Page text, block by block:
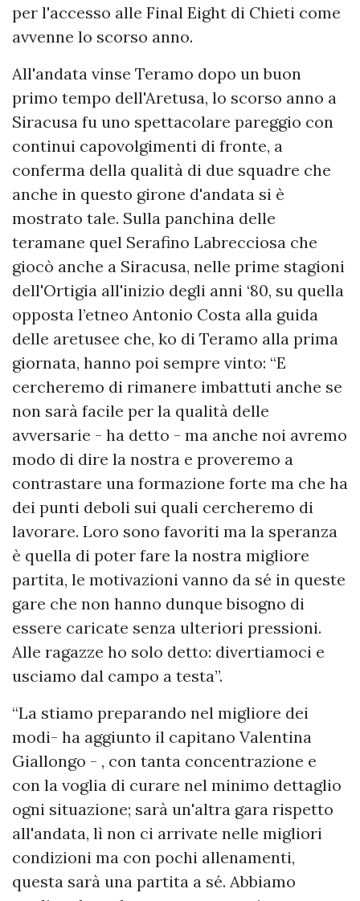
per l'accesso alle Final Eight di Chieti come
avvenne lo scorso anno.
All'andata vinse Teramo dopo un buon
primo tempo dell'Aretusa, lo scorso anno a
Siracusa fu uno spettacolare pareggio con
continui capovolgimenti di fronte, a
conferma della qualità di due squadre che
anche in questo girone d'andata si è
mostrato tale. Sulla panchina delle
teramane quel Serafino Labrecciosa che
giocò anche a Siracusa, nelle prime stagioni
dell'Ortigia all'inizio degli anni ‘80, su quella
opposta l’etneo Antonio Costa alla guida
delle aretusee che, ko di Teramo alla prima
giornata, hanno poi sempre vinto: “E
cercheremo di rimanere imbattuti anche se
non sarà facile per la qualità delle
avversarie - ha detto - ma anche noi avremo
modo di dire la nostra e proveremo a
contrastare una formazione forte ma che ha
dei punti deboli sui quali cercheremo di
lavorare. Loro sono favoriti ma la speranza
è quella di poter fare la nostra migliore
partita, le motivazioni vanno da sé in queste
gare che non hanno dunque bisogno di
essere caricate senza ulteriori pressioni.
Alle ragazze ho solo detto: divertiamoci e
usciamo dal campo a testa”.
“La stiamo preparando nel migliore dei
modi- ha aggiunto il capitano Valentina
Giallongo - , con tanta concentrazione e
con la voglia di curare nel minimo dettaglio
ogni situazione; sarà un'altra gara rispetto
all'andata, lì non ci arrivate nelle migliori
condizioni ma con pochi allenamenti,
questa sarà una partita a sé. Abbiamo